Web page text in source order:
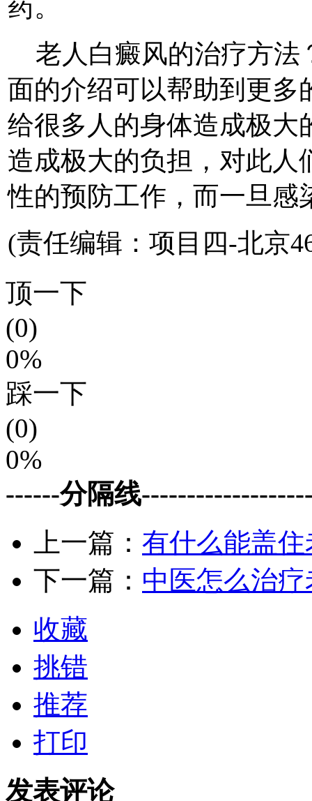
药。
老人白癜风的治疗方法
面的介绍可以帮助到更多
给很多人的身体造成极大
造成极大的负担，对此人
性的预防工作，而一旦感
(责任编辑：项目四-北京
顶一下
(0)
0%
踩一下
(0)
0%
------分隔线
上一篇： 有什么能盖
下一篇： 中医怎么治
收藏
挑错
推荐
打印
发表评论